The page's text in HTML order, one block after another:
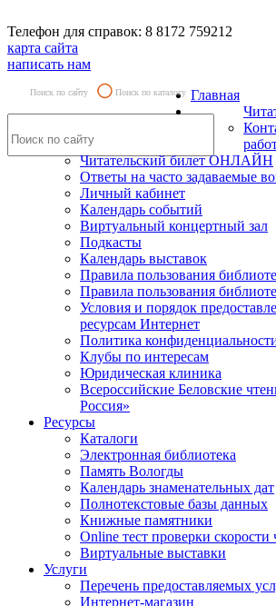
Телефон для справок: 8 8172 759212
карта сайта
написать нам
Поиск по сайту Поиск по каталогу Главная
Читательский билет ОНЛАЙН
Ответы на часто задаваемые
Личный кабинет
Календарь событий
Виртуальный концертный зал
Подкасты
Календарь выставок
Правила пользования
Правила пользования
Условия и порядок
ресурсам Интернет
Политика
Клубы по интересам
Юридическая клиника
Всероссийские Беловские
Россия»
Ресурсы
Каталоги
Электронная библиотека
Память Вологды
Календарь знаменательных дат
Полнотекстовые базы данных
Книжные памятники
Online тест проверки скорости
Виртуальные выставки
Услуги
Перечень предоставляемых
Интернет-магазин